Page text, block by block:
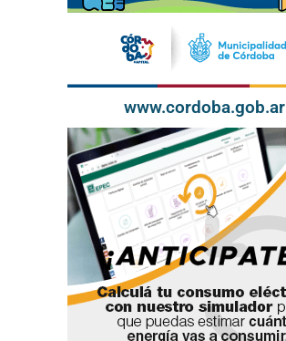
www.cordoba.gob.ar